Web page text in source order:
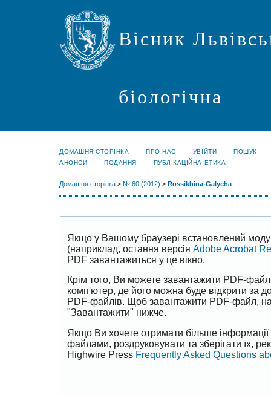
Вісник
біологічна
ДОМАШНЯ СТОРІНКА ПРО НАС УВІЙТИ
ПОШУК
АНОНСИ
ПОДАННЯ ПУБЛІКАЦІЙНА ЕТИКА
Домашня сторінка > № 60 (2012) > Rossikhina-Galycha
Якщо у Вашому браузері встановлений
(наприклад, остання версія Adobe Acrobat
PDF завантажиться у це вікно.
Крім того, Ви можете завантажити PDF-
комп'ютер, де його можна буде відкрити за
PDF-файлів. Щоб завантажити PDF-файл,
"Завантажити" нижче.
Якщо Ви хочете отримати більше
файлами, роздруковувати та зберігати їх,
Highwire Press Frequently Asked Questions